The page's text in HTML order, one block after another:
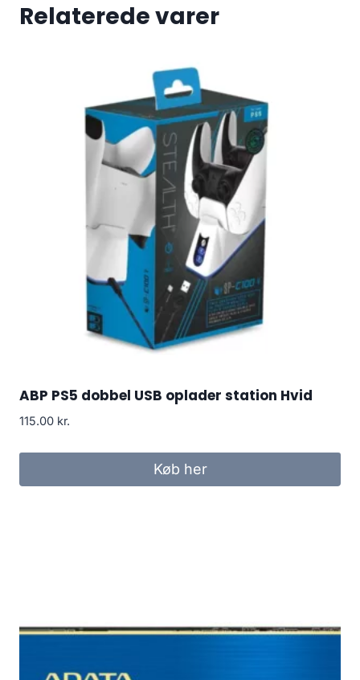
Relaterede varer
ABP PS5 dobbel USB oplader station Hvid
115.00 kr.
Køb her